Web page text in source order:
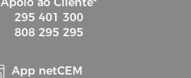
295 401 300
808 295 295
App netCEM